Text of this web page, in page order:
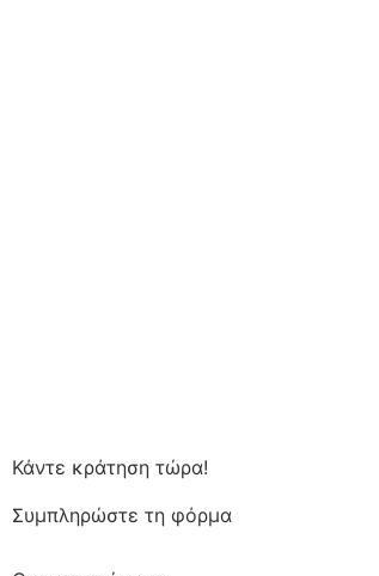
Κάντε κράτηση τώρα!
Συμπληρώστε τη φόρμα